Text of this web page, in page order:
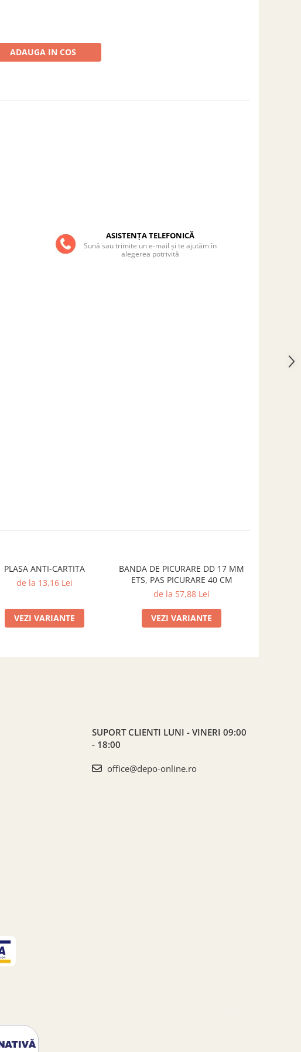
ADAUGA IN COS
ASISTENȚA TELEFONICĂ
Sună sau trimite un e-mail și te ajutăm în
alegerea potrivită
PLASA ANTI-CARTITA
de la 13,16 Lei
VEZI VARIANTE
BANDA DE PICURARE DD 17 MM
ETS, PAS PICURARE 40 CM
de la 57,88 Lei
VEZI VARIANTE
SUPORT CLIENTI LUNI - VINERI 09:00
- 18:00
office@depo-online.ro